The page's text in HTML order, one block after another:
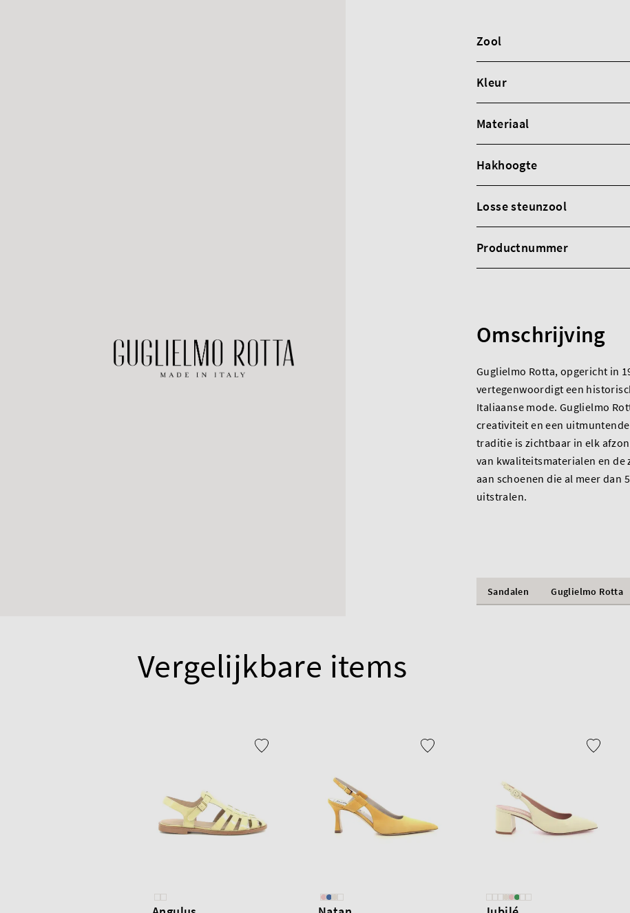
Zool
Kleur
Materiaal
Hakhoogte
Losse steunzool
Productnummer
Omschrijving
Guglielmo Rotta, opgericht in
vertegenwoordigt een
Italiaanse mode. Guglielmo
creativiteit en een
traditie is zichtbaar in elk
van kwaliteitsmaterialen en de
aan schoenen die al meer dan
uitstralen.
Sandalen Guglielmo Rotta
Vergelijkbare items